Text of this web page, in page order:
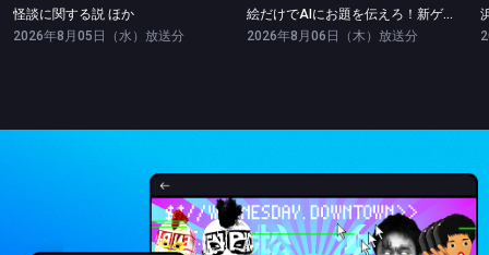
怪談に関する説 ほか
2026年8月05日（水）放送分
絵だけでAIにお題を伝えろ！新ゲームで絵の才能開花！？
2026年8月06日（木）放送分